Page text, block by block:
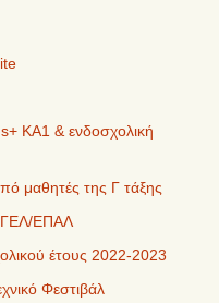
ΚΑ1 & ενδοσχολική
μαθητές της Γ τάξης
ΓΕΛ/ΕΠΑΛ
έτους 2022-2023
Φεστιβάλ